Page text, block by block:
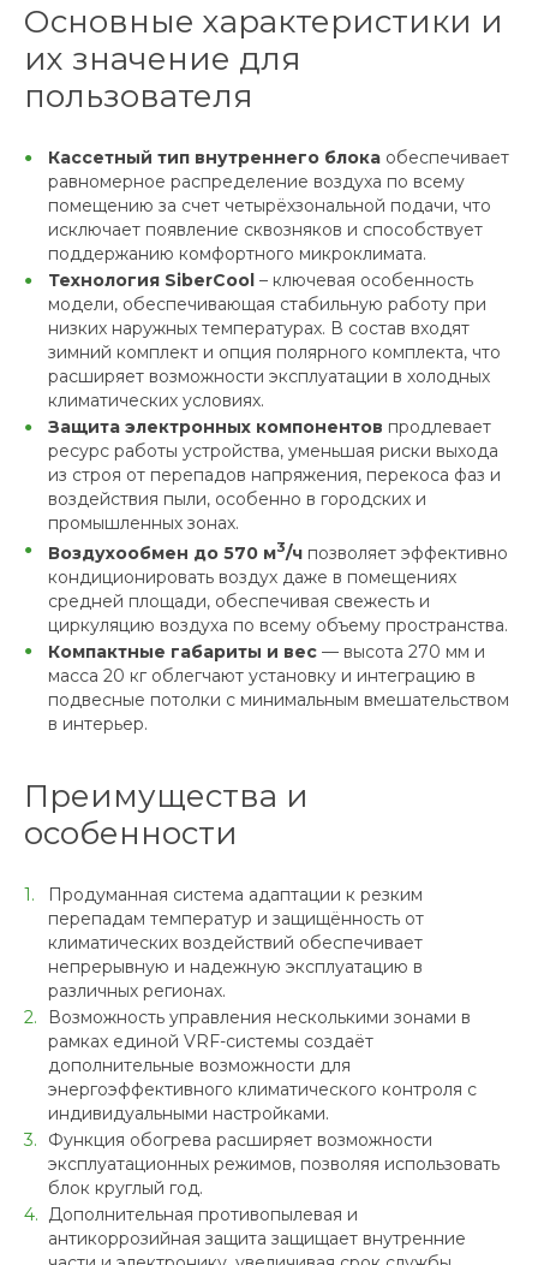
Основные характеристики и
их значение для
пользователя
Кассетный тип внутреннего блока обеспечивает
равномерное распределение воздуха по всему
помещению за счет четырёхзональной подачи, что
исключает появление сквозняков и способствует
поддержанию комфортного микроклимата.
Технология SiberCool – ключевая особенность
модели, обеспечивающая стабильную работу при
низких наружных температурах. В состав входят
зимний комплект и опция полярного комплекта, что
расширяет возможности эксплуатации в холодных
климатических условиях.
Защита электронных компонентов продлевает
ресурс работы устройства, уменьшая риски выхода
из строя от перепадов напряжения, перекоса фаз и
воздействия пыли, особенно в городских и
промышленных зонах.
Воздухообмен до 570 м3/ч позволяет эффективно
кондиционировать воздух даже в помещениях
средней площади, обеспечивая свежесть и
циркуляцию воздуха по всему объему пространства.
Компактные габариты и вес — высота 270 мм и
масса 20 кг облегчают установку и интеграцию в
подвесные потолки с минимальным вмешательством
в интерьер.
Преимущества и
особенности
Продуманная система адаптации к резким
перепадам температур и защищённость от
климатических воздействий обеспечивает
непрерывную и надежную эксплуатацию в
различных регионах.
Возможность управления несколькими зонами в
рамках единой VRF-системы создаёт
дополнительные возможности для
энергоэффективного климатического контроля с
индивидуальными настройками.
Функция обогрева расширяет возможности
эксплуатационных режимов, позволяя использовать
блок круглый год.
Дополнительная противопылевая и
антикоррозийная защита защищает внутренние